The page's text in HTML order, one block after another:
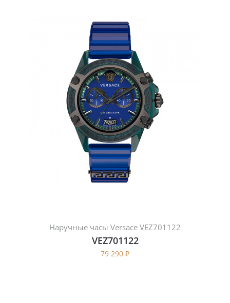
Наручные часы Versace VEZ701122
VEZ701122
79 290 ₽